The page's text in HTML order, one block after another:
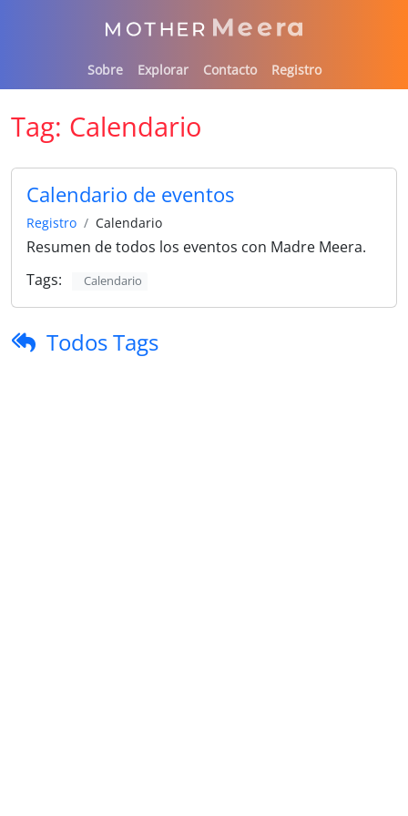
Sobre Explorar Contacto Registro
Tag: Calendario
Calendario de eventos
Registro Calendario
Resumen de todos los eventos con Madre Meera.
Tags:
Calendario
Todos Tags